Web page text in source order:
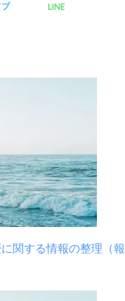
ブ LINE
関する情報の整理（報